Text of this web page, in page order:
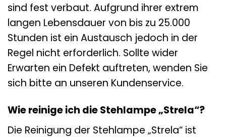
sind fest verbaut. Aufgrund ihrer extrem
langen Lebensdauer von bis zu 25.000
Stunden ist ein Austausch jedoch in der
Regel nicht erforderlich. Sollte wider
Erwarten ein Defekt auftreten, wenden Sie
sich bitte an unseren Kundenservice.
Wie reinige ich die Stehlampe „Strela“?
Die Reinigung der Stehlampe „Strela“ ist